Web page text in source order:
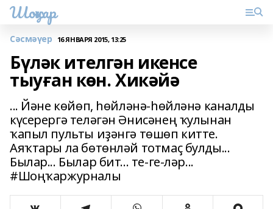
Шоңҡар
Сәсмәүер 16 ЯНВАРЯ 2015, 13:25
Бүләк ителгән икенсе
тыуған көн. Хикәйә
... Йәне көйөп, һөйләнә-һөйләнә каналды
күсерергә теләгән Әнисәнең ҡулынан
ҡапыл пульты иҙәнгә төшөп китте.
Аяҡтары ла бөтөнләй тотмаҫ булды...
Былар... Былар бит... те-ге-ләр...
#Шоңҡаржурналы